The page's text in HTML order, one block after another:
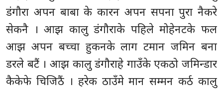
डंगौरा अपन बाबा के कारन अपन सपना पुरा नैकरे
सेकनै । आझ कालु डंगौराके पहिले मोहेनटके फल
आझ अपन बच्चा हुकनके लाग टमान जमिन बना
डरले बटैं । आझ कालु डंगौराहे गाउँके एकठो जमिन्डार
कैकेफे चिजिठैं । हरेक ठाउँमे मान सम्मन कर्ठ कालु